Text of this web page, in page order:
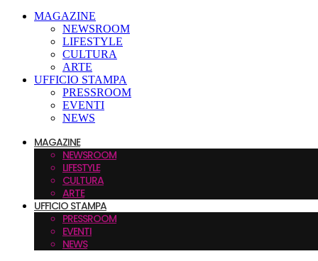
MAGAZINE
NEWSROOM
LIFESTYLE
CULTURA
ARTE
UFFICIO STAMPA
PRESSROOM
EVENTI
NEWS
MAGAZINE
NEWSROOM
LIFESTYLE
CULTURA
ARTE
UFFICIO STAMPA
PRESSROOM
EVENTI
NEWS